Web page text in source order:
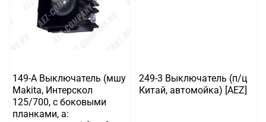
149-A Выключатель (мшу
Makita, Интерскол
125/700, с боковыми
планками, а:
249-3 Выключатель (п/ц
Китай, автомойка) [AEZ]